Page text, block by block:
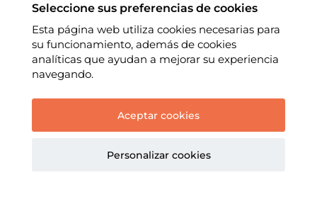
Seleccione sus preferencias de cookies
Esta página web utiliza cookies necesarias para
su funcionamiento, además de cookies
analíticas que ayudan a mejorar su experiencia
navegando.
Aceptar cookies
Personalizar cookies